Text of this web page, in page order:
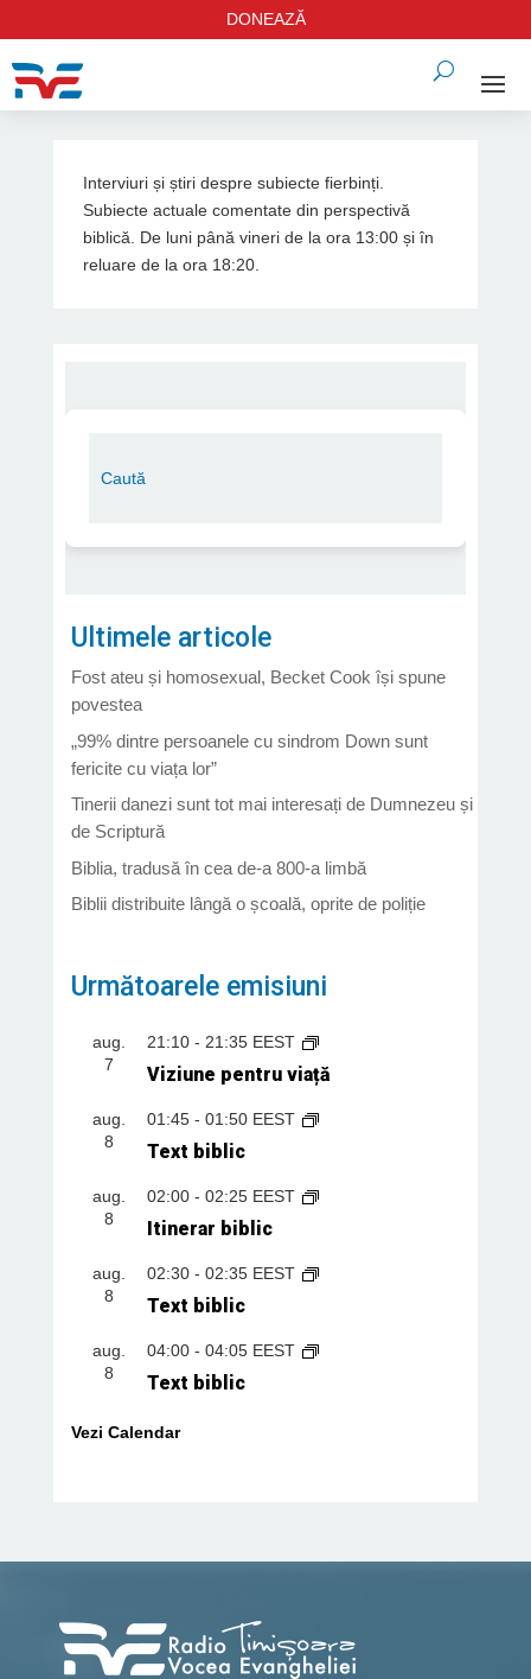
DONEAZĂ
Interviuri și știri despre subiecte fierbinți.
Subiecte actuale comentate din perspectivă
biblică. De luni până vineri de la ora 13:00 și în
reluare de la ora 18:20.
Ultimele articole
Fost ateu și homosexual, Becket Cook își spune
povestea
„99% dintre persoanele cu sindrom Down sunt
fericite cu viața lor”
Tinerii danezi sunt tot mai interesați de Dumnezeu și
de Scriptură
Biblia, tradusă în cea de-a 800-a limbă
Biblii distribuite lângă o școală, oprite de poliție
Următoarele emisiuni
aug.
7
21:10- 21:35 EEST
Viziune pentru viață
aug.
8
01:45- 01:50 EEST
Text biblic
aug.
8
02:00- 02:25 EEST
Itinerar biblic
aug.
8
02:30- 02:35 EEST
Text biblic
aug.
8
04:00- 04:05 EEST
Text biblic
Vezi Calendar